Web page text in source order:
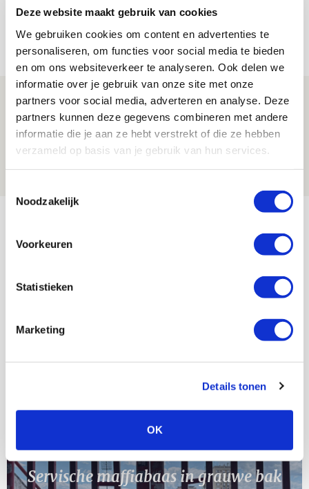
Deze website maakt gebruik van cookies
We gebruiken cookies om content en advertenties te
personaliseren, om functies voor social media te bieden
en om ons websiteverkeer te analyseren. Ook delen we
informatie over je gebruik van onze site met onze
partners voor social media, adverteren en analyse. Deze
partners kunnen deze gegevens combineren met andere
informatie die je aan ze hebt verstrekt of die ze hebben
verzameld op basis van je gebruik van hun services.
Noodzakelijk
Voorkeuren
Statistieken
Marketing
Details tonen
OK
leidersrol bij Ajax
05 AUGUSTUS 2026 - 20:00
NIEUWS
Míchels elf: zie jij al rol voor
aanwinsten in thuisduel met
Shelbourne?
05 AUGUSTUS 2026 - 15:35
Bekijk meer
AGENDA
23
Selectiedag ballenjongens/-meiden
11
Blogs
Servische maffiabaas in grauwe bak